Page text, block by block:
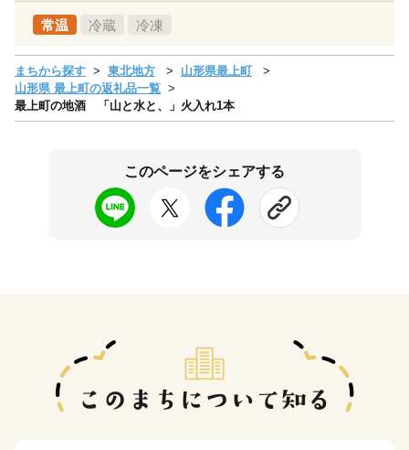
常温 冷蔵 冷凍
まちから探す 東北地方
山形県最上町
山形県 最上町の返礼品一覧
最上町の地酒 「山と水と、」火入れ1本
このページをシェアする